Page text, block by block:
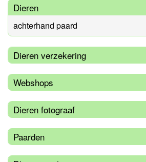
Dieren
achterhand paard
Dieren verzekering
Webshops
Dieren fotograaf
Paarden